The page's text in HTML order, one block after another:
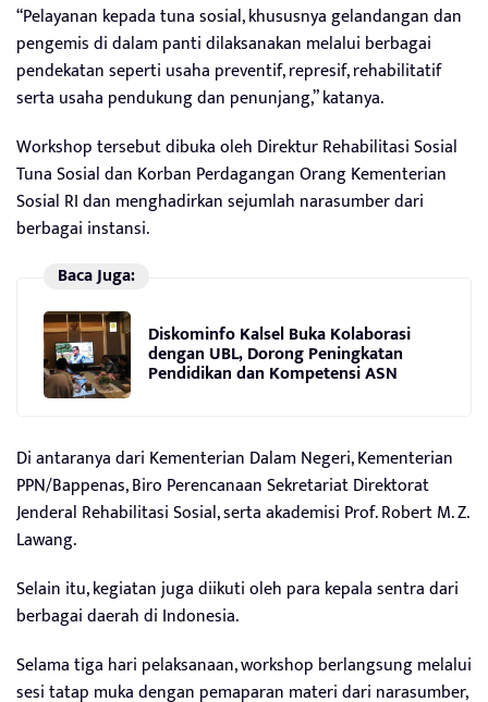
“Pelayanan kepada tuna sosial, khususnya gelandangan dan
pengemis di dalam panti dilaksanakan melalui berbagai
pendekatan seperti usaha preventif, represif, rehabilitatif
serta usaha pendukung dan penunjang,” katanya.
Workshop tersebut dibuka oleh Direktur Rehabilitasi Sosial
Tuna Sosial dan Korban Perdagangan Orang Kementerian
Sosial RI dan menghadirkan sejumlah narasumber dari
berbagai instansi.
Baca Juga:
Diskominfo Kalsel Buka Kolaborasi
dengan UBL, Dorong Peningkatan
Pendidikan dan Kompetensi ASN
Di antaranya dari Kementerian Dalam Negeri, Kementerian
PPN/Bappenas, Biro Perencanaan Sekretariat Direktorat
Jenderal Rehabilitasi Sosial, serta akademisi Prof. Robert M. Z.
Lawang.
Selain itu, kegiatan juga diikuti oleh para kepala sentra dari
berbagai daerah di Indonesia.
Selama tiga hari pelaksanaan, workshop berlangsung melalui
sesi tatap muka dengan pemaparan materi dari narasumber,